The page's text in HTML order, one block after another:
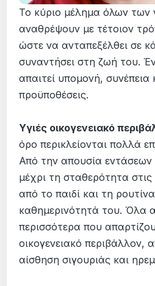
Το κύριο μέλημα όλων των
αναθρέψουν με τέτοιον
ώστε να ανταπεξέλθει σε
συναντήσει στη ζωή του.
απαιτεί υπομονή, συνέπεια
προϋποθέσεις.
Υγιές οικογενειακό
όρο περικλείονται πολλά
Από την απουσία
μέχρι τη σταθερότητα στις
από το παιδί και τη
καθημερινότητά του. Όλα
περισσότερα που
οικογενειακό περιβάλλον,
αίσθηση σιγουριάς και